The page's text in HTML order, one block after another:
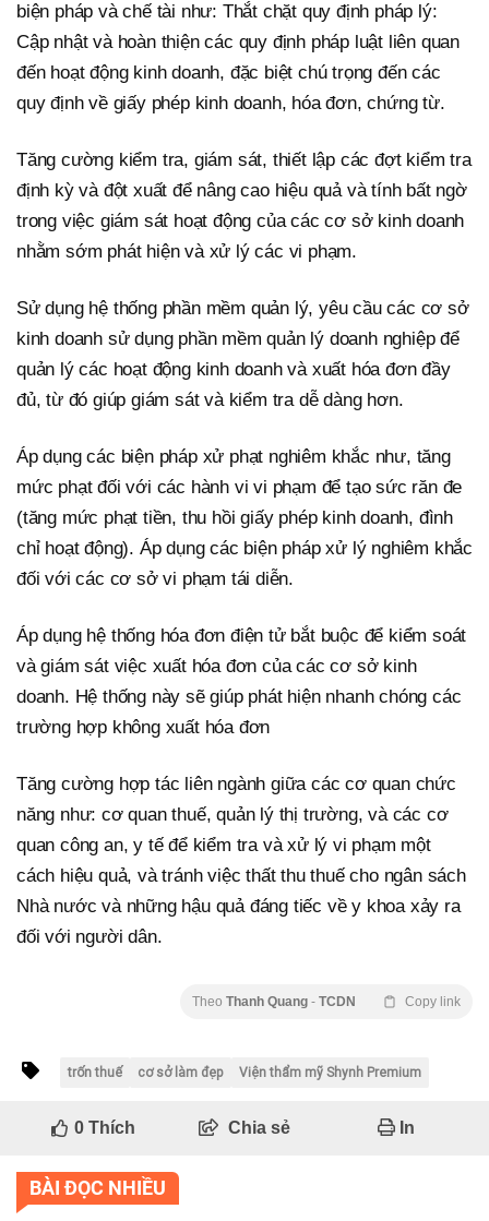
biện pháp và chế tài như: Thắt chặt quy định pháp lý:
Cập nhật và hoàn thiện các quy định pháp luật liên quan
đến hoạt động kinh doanh, đặc biệt chú trọng đến các
quy định về giấy phép kinh doanh, hóa đơn, chứng từ.
Tăng cường kiểm tra, giám sát, thiết lập các đợt kiểm tra
định kỳ và đột xuất để nâng cao hiệu quả và tính bất ngờ
trong việc giám sát hoạt động của các cơ sở kinh doanh
nhằm sớm phát hiện và xử lý các vi phạm.
Sử dụng hệ thống phần mềm quản lý, yêu cầu các cơ sở
kinh doanh sử dụng phần mềm quản lý doanh nghiệp để
quản lý các hoạt động kinh doanh và xuất hóa đơn đầy
đủ, từ đó giúp giám sát và kiểm tra dễ dàng hơn.
Áp dụng các biện pháp xử phạt nghiêm khắc như, tăng
mức phạt đối với các hành vi vi phạm để tạo sức răn đe
(tăng mức phạt tiền, thu hồi giấy phép kinh doanh, đình
chỉ hoạt động). Áp dụng các biện pháp xử lý nghiêm khắc
đối với các cơ sở vi phạm tái diễn.
Áp dụng hệ thống hóa đơn điện tử bắt buộc để kiểm soát
và giám sát việc xuất hóa đơn của các cơ sở kinh
doanh. Hệ thống này sẽ giúp phát hiện nhanh chóng các
trường hợp không xuất hóa đơn
Tăng cường hợp tác liên ngành giữa các cơ quan chức
năng như: cơ quan thuế, quản lý thị trường, và các cơ
quan công an, y tế để kiểm tra và xử lý vi phạm một
cách hiệu quả, và tránh việc thất thu thuế cho ngân sách
Nhà nước và những hậu quả đáng tiếc về y khoa xảy ra
đối với người dân.
Theo Thanh Quang - TCDN Copy link
trốn thuế cơ sở làm đẹp Viện thẩm mỹ Shynh Premium
0Thích Chia sẻ In
BÀI ĐỌC NHIỀU